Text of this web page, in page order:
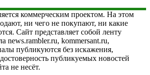
коммерческим проектом. На этом
ни чего не покупают, ни какие
Сайт представляет собой ленту
news.rambler.ru, kommersant.ru,
публикуются без искажения,
достоверность публикуемых новостей
не несёт.